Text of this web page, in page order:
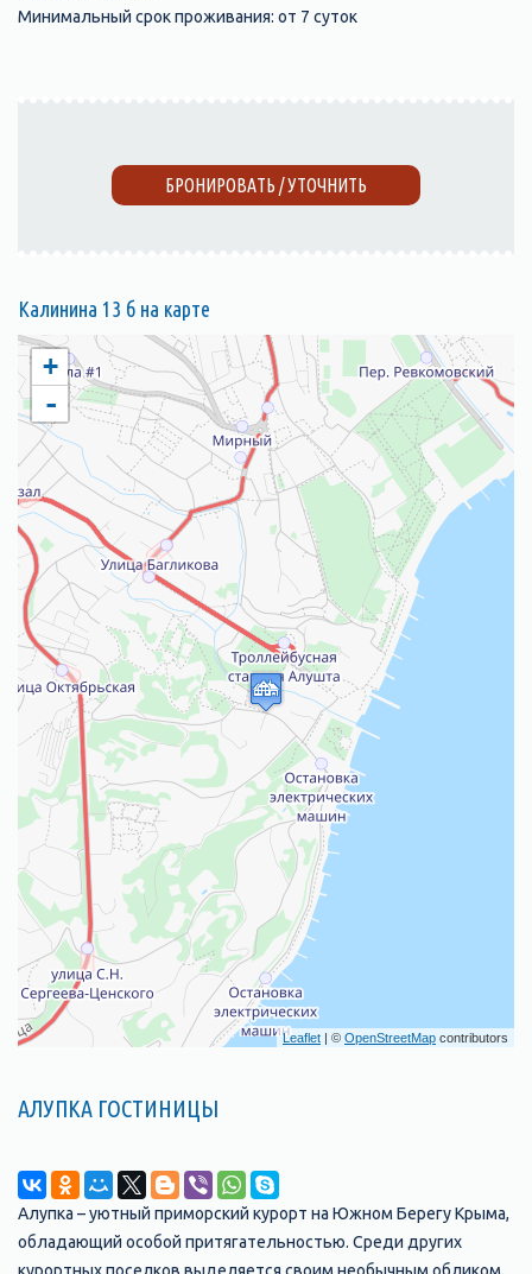
Минимальный срок проживания: от 7 суток
БРОНИРОВАТЬ / УТОЧНИТЬ
Калинина 13 б на карте
+
-
Leaflet | © OpenStreetMap contributors
АЛУПКА ГОСТИНИЦЫ
Алупка – уютный приморский курорт на Южном Берегу Крыма,
обладающий особой притягательностью. Среди других